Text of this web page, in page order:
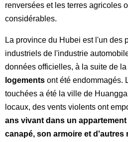
renversées et les terres agricoles
considérables.
La province du Hubei est l'un des
industriels de l'industrie
données officielles, à la suite de la
logements ont été endommagés.
touchées a été la ville de
locaux, des vents violents ont
ans vivant dans un appartement
canapé, son armoire et d'autres